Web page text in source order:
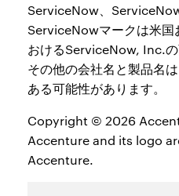
ServiceNow、
ServiceNowマークは米
おけるServiceNow, Inc.の
その他の会社名と製品名
ある可能性があります。
Copyright © 2026
Accenture and its logo
Accenture.